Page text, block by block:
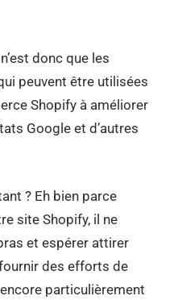
donc que les
peuvent être utilisées
Shopify à améliorer
Google et d’autres
? Eh bien parce
site Shopify, il ne
et espérer attirer
des efforts de
particulièrement